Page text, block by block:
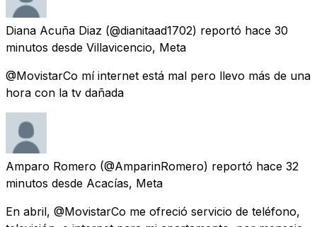
Diana Acuña Diaz (@dianitaad1702) reportó hace 30
minutos desde Villavicencio, Meta
@MovistarCo mí internet está mal pero llevo más de una
hora con la tv dañada
Amparo Romero (@AmparinRomero) reportó hace 32
minutos desde Acacías, Meta
En abril, @MovistarCo me ofreció servicio de teléfono,